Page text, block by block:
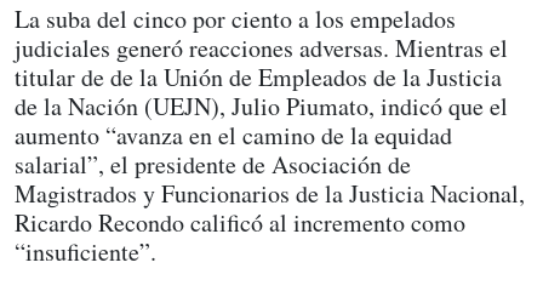
La suba del cinco por ciento a los empelados
judiciales generó reacciones adversas. Mientras el
titular de de la Unión de Empleados de la Justicia
de la Nación (UEJN), Julio Piumato, indicó que el
aumento “avanza en el camino de la equidad
salarial”, el presidente de Asociación de
Magistrados y Funcionarios de la Justicia Nacional,
Ricardo Recondo calificó al incremento como
“insuficiente”.